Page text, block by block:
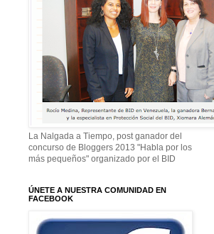
La Nalgada a Tiempo, post ganador del
concurso de Bloggers 2013 "Habla por los
más pequeños" organizado por el BID
ÚNETE A NUESTRA COMUNIDAD EN
FACEBOOK